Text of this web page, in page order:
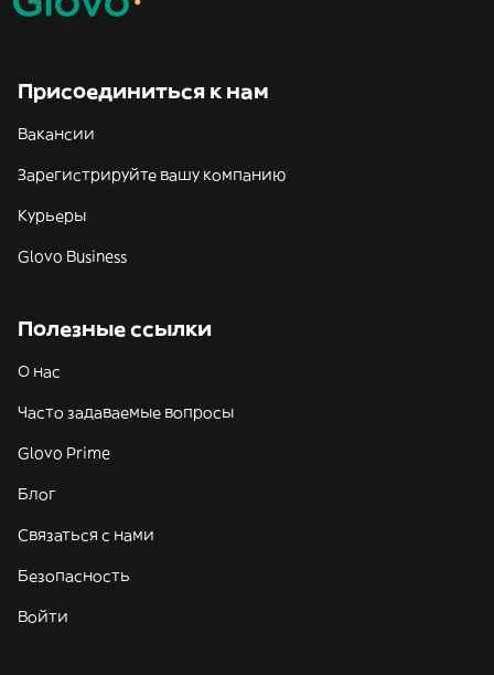
Присоединиться к нам
Вакансии
Зарегистрируйте вашу компанию
Курьеры
Glovo Business
Полезные ссылки
О нас
Часто задаваемые вопросы
Glovo Prime
Блог
Связаться с нами
Безопасность
Войти